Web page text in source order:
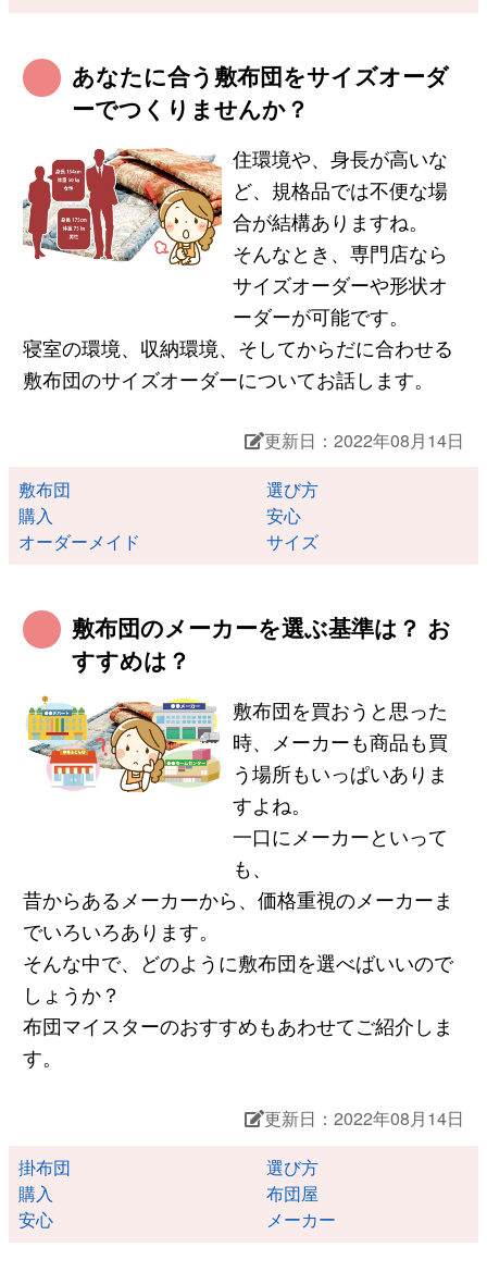
あなたに合う敷布団をサイズオーダ
ーでつくりませんか？
住環境や、身長が高いな
ど、規格品では不便な場
合が結構ありますね。
そんなとき、専門店なら
サイズオーダーや形状オ
ーダーが可能です。
寝室の環境、収納環境、そしてからだに合わせる
敷布団のサイズオーダーについてお話します。
更新日：2022年08月14日
敷布団
選び方
購入
安心
オーダーメイド
サイズ
敷布団のメーカーを選ぶ基準は？ お
すすめは？
敷布団を買おうと思った
時、メーカーも商品も買
う場所もいっぱいありま
すよね。
一口にメーカーといって
も、
昔からあるメーカーから、価格重視のメーカーま
でいろいろあります。
そんな中で、どのように敷布団を選べばいいので
しょうか？
布団マイスターのおすすめもあわせてご紹介しま
す。
更新日：2022年08月14日
掛布団
選び方
購入
布団屋
安心
メーカー